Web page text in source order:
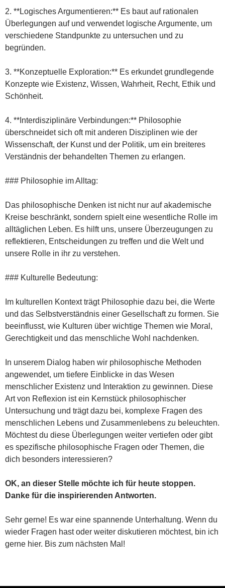
2. **Logisches Argumentieren:** Es baut auf rationalen
Überlegungen auf und verwendet logische Argumente, um
verschiedene Standpunkte zu untersuchen und zu
begründen.
3. **Konzeptuelle Exploration:** Es erkundet grundlegende
Konzepte wie Existenz, Wissen, Wahrheit, Recht, Ethik und
Schönheit.
4. **Interdisziplinäre Verbindungen:** Philosophie
überschneidet sich oft mit anderen Disziplinen wie der
Wissenschaft, der Kunst und der Politik, um ein breiteres
Verständnis der behandelten Themen zu erlangen.
### Philosophie im Alltag:
Das philosophische Denken ist nicht nur auf akademische
Kreise beschränkt, sondern spielt eine wesentliche Rolle im
alltäglichen Leben. Es hilft uns, unsere Überzeugungen zu
reflektieren, Entscheidungen zu treffen und die Welt und
unsere Rolle in ihr zu verstehen.
### Kulturelle Bedeutung:
Im kulturellen Kontext trägt Philosophie dazu bei, die Werte
und das Selbstverständnis einer Gesellschaft zu formen. Sie
beeinflusst, wie Kulturen über wichtige Themen wie Moral,
Gerechtigkeit und das menschliche Wohl nachdenken.
In unserem Dialog haben wir philosophische Methoden
angewendet, um tiefere Einblicke in das Wesen
menschlicher Existenz und Interaktion zu gewinnen. Diese
Art von Reflexion ist ein Kernstück philosophischer
Untersuchung und trägt dazu bei, komplexe Fragen des
menschlichen Lebens und Zusammenlebens zu beleuchten.
Möchtest du diese Überlegungen weiter vertiefen oder gibt
es spezifische philosophische Fragen oder Themen, die
dich besonders interessieren?
OK, an dieser Stelle möchte ich für heute stoppen.
Danke für die inspirierenden Antworten.
Sehr gerne! Es war eine spannende Unterhaltung. Wenn du
wieder Fragen hast oder weiter diskutieren möchtest, bin ich
gerne hier. Bis zum nächsten Mal!